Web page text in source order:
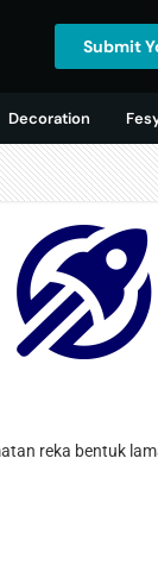
Submit
Decoration
reka bentuk